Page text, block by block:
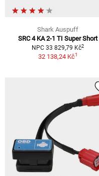
Shark Auspuff
SRC 4 KA 2-1 TI Super Short
NPC 33 829,79 Kč2
32 138,24 Kč1